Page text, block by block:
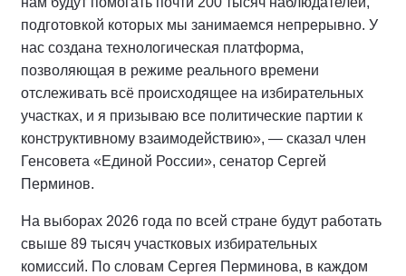
подготовкой которых мы занимаемся непрерывно. У
нас создана технологическая платформа,
позволяющая в режиме реального времени
отслеживать всё происходящее на избирательных
участках, и я призываю все политические партии к
конструктивному взаимодействию», — сказал член
Генсовета «Единой России», сенатор Сергей
Перминов.
На выборах 2026 года по всей стране будут работать
свыше 89 тысяч участковых избирательных
комиссий. По словам Сергея Перминова, в каждом